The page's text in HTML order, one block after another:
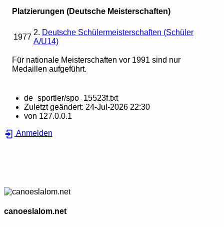
Platzierungen (Deutsche Meisterschaften)
1977
2. Deutsche Schülermeisterschaften (Schüler
A/U14)
Für nationale Meisterschaften vor 1991 sind nur
Medaillen aufgeführt.
de_sportler/spo_15523f.txt
Zuletzt geändert: 24-Jul-2026 22:30
von 127.0.0.1
Anmelden
canoeslalom.net